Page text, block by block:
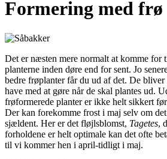
Formering med frø
Det er næsten mere normalt at komme for
planterne inden døre end for sent. Jo
bedre frøplanter får du ud af det. De bliver
have med at gøre når de skal plantes ud.
frøformerede planter er ikke helt sikkert
Der kan forekomme frost i maj selv om
sjældent. Her er det fløjlsblomst, Tagetes,
forholdene er helt optimale kan det ofte
til vi kommer hen i april-tidligt i maj.